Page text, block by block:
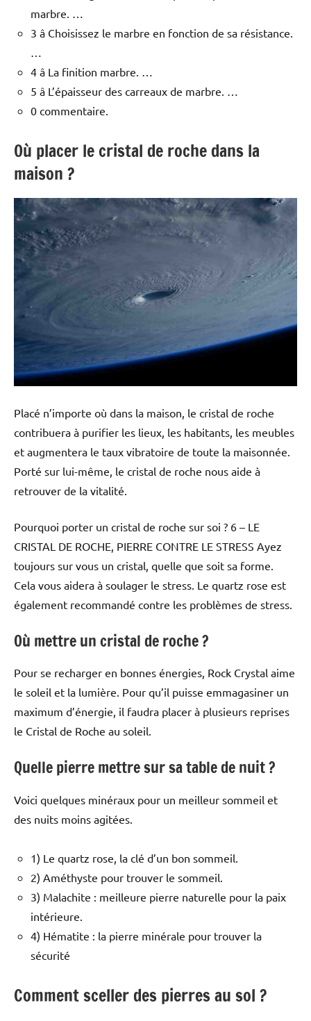
marbre. …
3 â Choisissez le marbre en fonction de sa résistance.
4 â La finition marbre. …
5 â L’épaisseur des carreaux de marbre. …
0 commentaire.
Où placer le cristal de roche dans la
maison ?
Placé n’importe où dans la maison, le cristal de roche
contribuera à purifier les lieux, les habitants, les meubles
et augmentera le taux vibratoire de toute la maisonnée.
Porté sur lui-même, le cristal de roche nous aide à
retrouver de la vitalité.
Pourquoi porter un cristal de roche sur soi ? 6 – LE
CRISTAL DE ROCHE, PIERRE CONTRE LE STRESS Ayez
toujours sur vous un cristal, quelle que soit sa forme.
Cela vous aidera à soulager le stress. Le quartz rose est
également recommandé contre les problèmes de stress.
Où mettre un cristal de roche ?
Pour se recharger en bonnes énergies, Rock Crystal aime
le soleil et la lumière. Pour qu’il puisse emmagasiner un
maximum d’énergie, il faudra placer à plusieurs reprises
le Cristal de Roche au soleil.
Quelle pierre mettre sur sa table de nuit ?
Voici quelques minéraux pour un meilleur sommeil et
des nuits moins agitées.
1) Le quartz rose, la clé d’un bon sommeil.
2) Améthyste pour trouver le sommeil.
3) Malachite : meilleure pierre naturelle pour la paix
intérieure.
4) Hématite : la pierre minérale pour trouver la
sécurité
Comment sceller des pierres au sol ?